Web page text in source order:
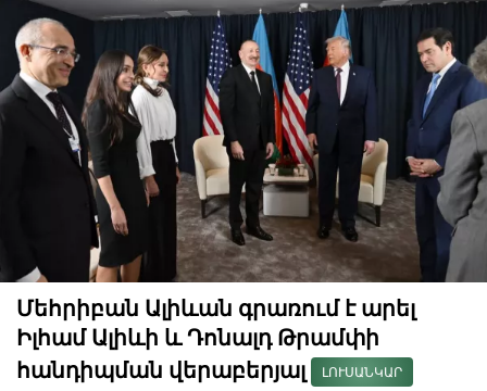
Մեհրիբան Ալիևան գրառում է արել
Իլհամ Ալիևի և Դոնալդ Թրամփի
հանդիպման վերաբերյալ
ԼՈՒՍԱՆԿԱՐ